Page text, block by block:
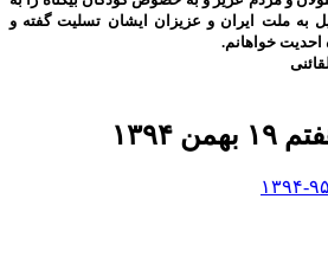
به ملت ایران و عزیزان ایشان تسلیت گفته و
احدیت خواهانم.